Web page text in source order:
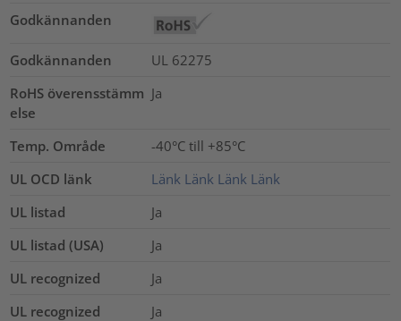
Godkännanden
Godkännanden
UL 62275
RoHS överensstämm
else
Ja
Temp. Område
-40°C till +85°C
UL OCD länk
Länk Länk Länk Länk
UL listad
Ja
UL listad (USA)
Ja
UL recognized
Ja
UL recognized
Ja